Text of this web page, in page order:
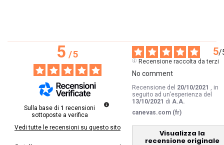
5/5
Sulla base di 1 recensioni
sottoposte a verifica
Vedi tutte le recensioni su questo sito
5/
Recensione raccolta da terzi
No comment
Recensione del 20/10/2021
, in
seguito ad un'esperienza del
13/10/2021 di A.A.
canevas.com (fr)
Visualizza la
recensione originale